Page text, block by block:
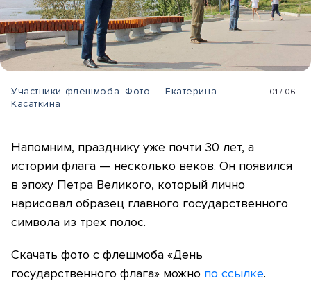
Участники флешмоба. Фото — Екатерина
Касаткина
01 / 06
Напомним, празднику уже почти 30 лет, а
истории флага — несколько веков. Он появился
в эпоху Петра Великого, который лично
нарисовал образец главного государственного
символа из трех полос.
Скачать фото с флешмоба «День
государственного флага» можно по ссылке.